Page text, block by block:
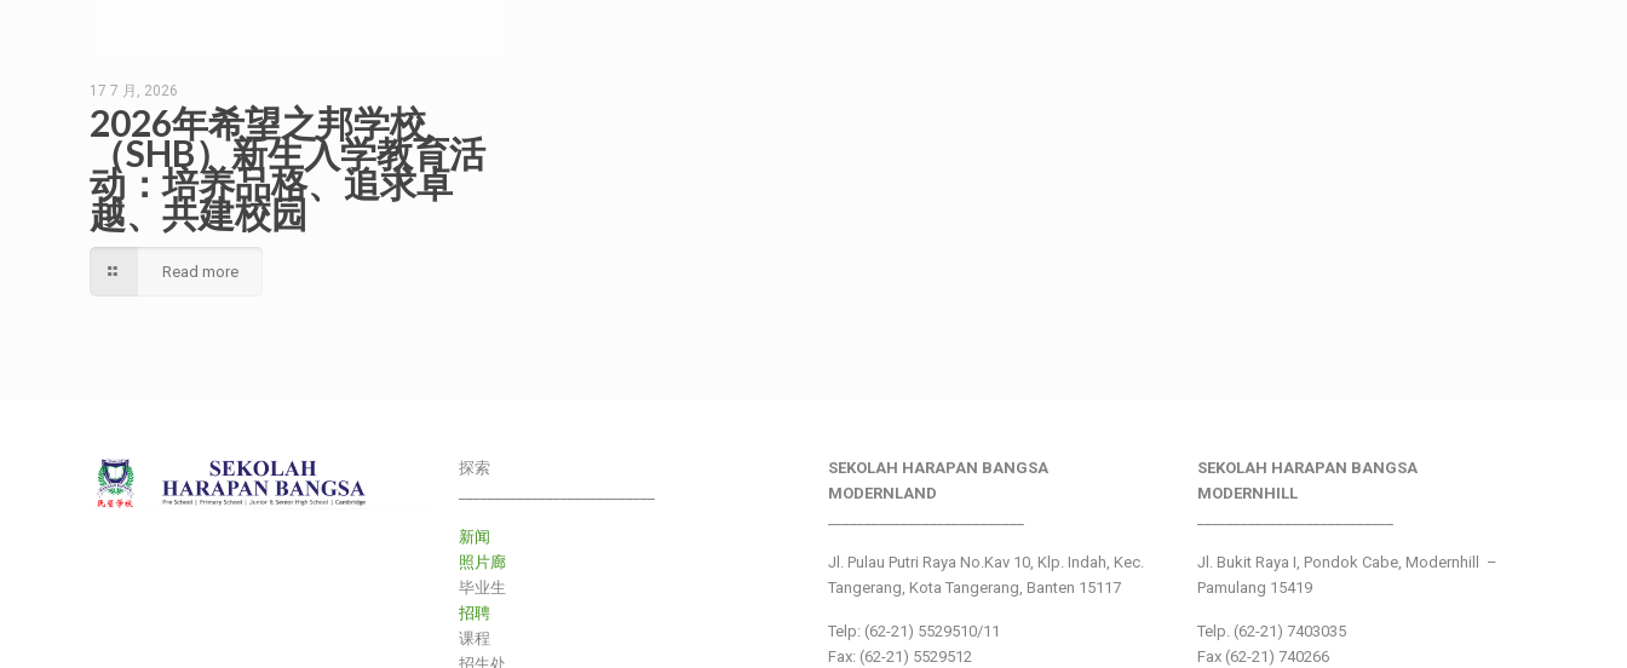
17 7 月, 2026
2026年希望之邦学校
（SHB）新生入学教育活
动：培养品格、追求卓
越、共建校园
Read more
探索
新闻
照片廊
毕业生
招聘
课程
招生处
SEKOLAH HARAPAN BANGSA
MODERNLAND
Jl. Pulau Putri Raya No.Kav 10, Klp. Indah, Kec.
Tangerang, Kota Tangerang, Banten 15117
Telp: (62-21) 5529510/11
Fax: (62-21) 5529512
SEKOLAH HARAPAN BANGSA
MODERNHILL
Jl. Bukit Raya I, Pondok Cabe, Modernhill –
Pamulang 15419
Telp. (62-21) 7403035
Fax (62-21) 740266